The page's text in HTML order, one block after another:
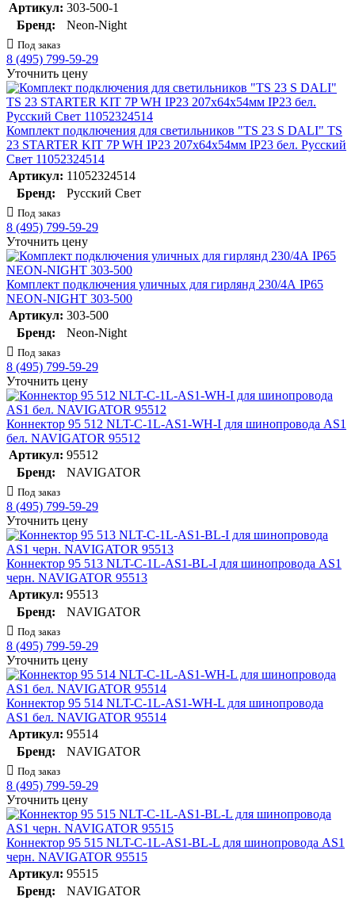
Артикул: 303-500-1
Бренд:
Neon-Night
Под заказ
8 (495) 799-59-29
Уточнить цену
Комплект подключения для светильников "TS 23 S DALI" TS
23 STARTER KIT 7P WH IP23 207х64х54мм IP23 бел. Русский
Свет 11052324514
Артикул: 11052324514
Бренд:
Русский Свет
Под заказ
8 (495) 799-59-29
Уточнить цену
Комплект подключения уличных для гирлянд 230/4А IP65
NEON-NIGHT 303-500
Артикул: 303-500
Бренд:
Neon-Night
Под заказ
8 (495) 799-59-29
Уточнить цену
Коннектор 95 512 NLT-C-1L-AS1-WH-I для шинопровода AS1
бел. NAVIGATOR 95512
Артикул: 95512
Бренд:
NAVIGATOR
Под заказ
8 (495) 799-59-29
Уточнить цену
Коннектор 95 513 NLT-C-1L-AS1-BL-I для шинопровода AS1
черн. NAVIGATOR 95513
Артикул: 95513
Бренд:
NAVIGATOR
Под заказ
8 (495) 799-59-29
Уточнить цену
Коннектор 95 514 NLT-C-1L-AS1-WH-L для шинопровода
AS1 бел. NAVIGATOR 95514
Артикул: 95514
Бренд:
NAVIGATOR
Под заказ
8 (495) 799-59-29
Уточнить цену
Коннектор 95 515 NLT-C-1L-AS1-BL-L для шинопровода AS1
черн. NAVIGATOR 95515
Артикул: 95515
Бренд:
NAVIGATOR